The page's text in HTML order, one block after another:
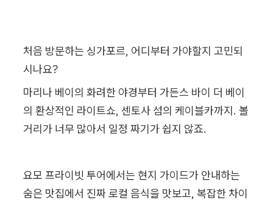
처음 방문하는 싱가포르, 어디부터 가야할지 고민되
시나요?
마리나 베이의 화려한 야경부터 가든스 바이 더 베이
의 환상적인 라이트쇼, 센토사 섬의 케이블카까지. 볼
거리가 너무 많아서 일정 짜기가 쉽지 않죠.
요모 프라이빗 투어에서는 현지 가이드가 안내하는
숨은 맛집에서 진짜 로컬 음식을 맛보고, 복잡한 차이